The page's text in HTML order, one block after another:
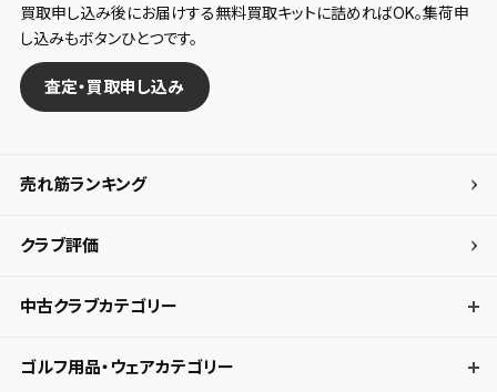
買取申し込み後にお届けする無料買取キットに詰めればOK。集荷申
し込みもボタンひとつです。
査定・買取申し込み
売れ筋ランキング
クラブ評価
中古クラブカテゴリー
ゴルフ用品・ウェアカテゴリー